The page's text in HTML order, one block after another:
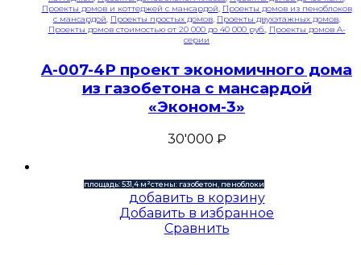
Проекты домов и коттеджей с мансардой, Проекты домов из пеноблоков
с мансардой, Проекты простых домов, Проекты двухэтажных домов,
Проекты домов стоимостью от 20 000 до 40 000 руб., Проекты домов A-
серии
A-007-4P проект экономичного дома
из газобетона с мансардой
«Эконом-3»
30'000 ₽
площадь: 531,4 м²стены: газобетон, пеноблоки
добавить в корзину
Добавить в избранное
Сравнить